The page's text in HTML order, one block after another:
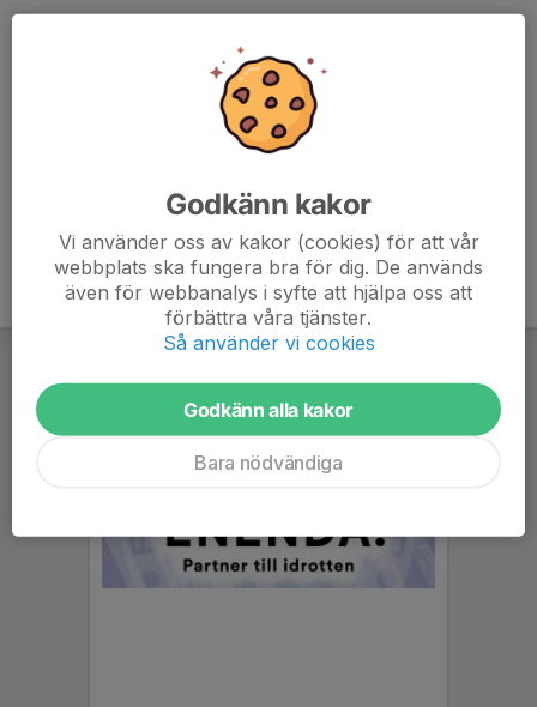
Godkänn kakor
Vi använder oss av kakor (cookies) för att vår
webbplats ska fungera bra för dig. De används
även för webbanalys i syfte att hjälpa oss att
förbättra våra tjänster.
Så använder vi cookies
Godkänn alla kakor
Bara nödvändiga